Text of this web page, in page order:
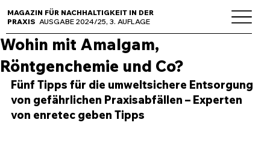
MAGAZIN FÜR NACHHALTIGKEIT IN DER
PRAXISAUSGABE 2024/25, 3. AUFLAGE
Wohin mit Amalgam,
Röntgenchemie und Co?
Fünf Tipps für die umweltsichere Entsorgung
von gefährlichen Praxisabfällen – Experten
von enretec geben Tipps